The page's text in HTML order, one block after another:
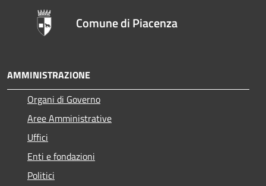
Comune di Piacenza
AMMINISTRAZIONE
Organi di Governo
Aree Amministrative
Uffici
Enti e fondazioni
Politici